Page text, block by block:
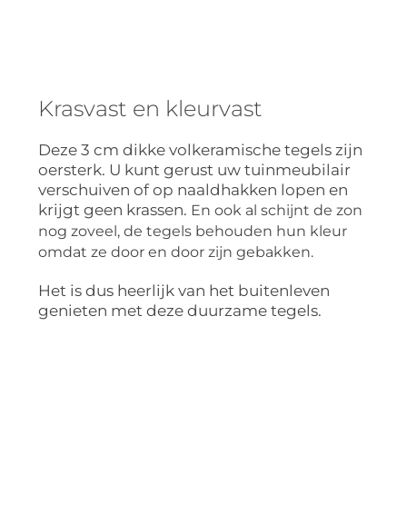
Krasvast en kleurvast
Deze 3 cm dikke volkeramische tegels zijn
oersterk. U kunt gerust uw tuinmeubilair
verschuiven of op naaldhakken lopen en
krijgt geen krassen. En ook al schijnt de zon
nog zoveel, de tegels behouden hun kleur
omdat ze door en door zijn gebakken.
Het is dus heerlijk van het buitenleven
genieten met deze duurzame tegels.